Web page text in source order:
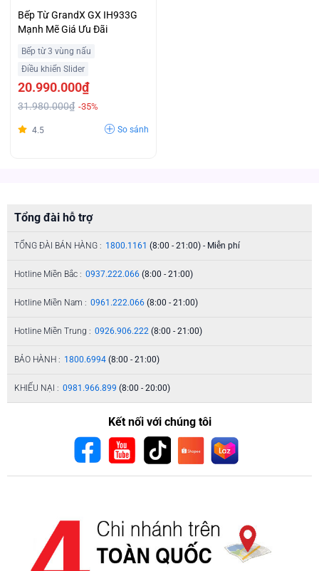
Bếp Từ GrandX GX IH933G
Mạnh Mẽ Giá Ưu Đãi
Bếp từ 3 vùng nấu
Điều khiển Slider
20.990.000₫
31.980.000₫ -35%
4.5 So sánh
Tổng đài hỗ trợ
TỔNG ĐÀI BÁN HÀNG : 1800.1161 (8:00 - 21:00) - Miễn phí
Hotline Miền Bắc : 0937.222.066 (8:00 - 21:00)
Hotline Miền Nam : 0961.222.066 (8:00 - 21:00)
Hotline Miền Trung : 0926.906.222 (8:00 - 21:00)
BẢO HÀNH : 1800.6994 (8:00 - 21:00)
KHIẾU NẠI : 0981.966.899 (8:00 - 20:00)
Kết nối với chúng tôi